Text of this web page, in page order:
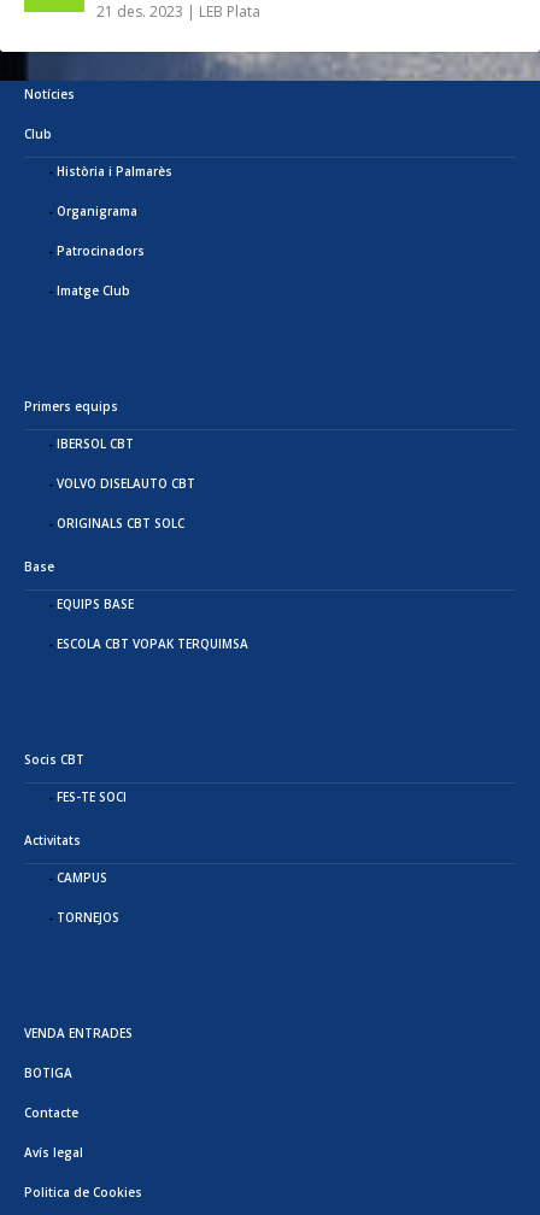
21 des. 2023 | LEB Plata
Notícies
Club
Història i Palmarès
Organigrama
Patrocinadors
Imatge Club
Primers equips
IBERSOL CBT
VOLVO DISELAUTO CBT
ORIGINALS CBT SOLC
Base
EQUIPS BASE
ESCOLA CBT VOPAK TERQUIMSA
Socis CBT
FES-TE SOCI
Activitats
CAMPUS
TORNEJOS
VENDA ENTRADES
BOTIGA
Contacte
Avís legal
Politica de Cookies